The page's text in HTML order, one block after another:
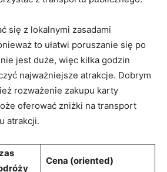
się z lokalnymi zasadami
to ułatwi poruszanie się⁣ po
‌jest duże, więc kilka godzin
najważniejsze ⁤atrakcje. ​Dobrym
rozważenie zakupu karty
oferować zniżki na ‌transport
atrakcji.
Cena (oriented)